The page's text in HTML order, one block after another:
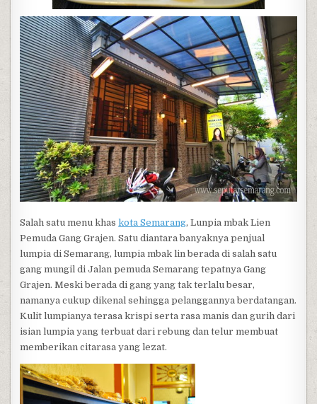
Salah satu menu khaskota Semarang, Lunpia mbak Lien
Pemuda Gang Grajen. Satu diantara banyaknya penjual
lumpia di Semarang, lumpia mbak lin berada di salah satu
gang mungil di Jalan pemuda Semarang tepatnya Gang
Grajen. Meski berada di gang yang tak terlalu besar,
namanya cukup dikenal sehingga pelanggannya berdatangan.
Kulit lumpianya terasa krispi serta rasa manis dan gurih dari
isian lumpia yang terbuat dari rebung dan telur membuat
memberikan citarasa yang lezat.